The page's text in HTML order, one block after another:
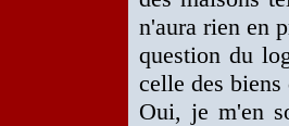
n'aura rien en
question du
celle des
Oui, je m'en